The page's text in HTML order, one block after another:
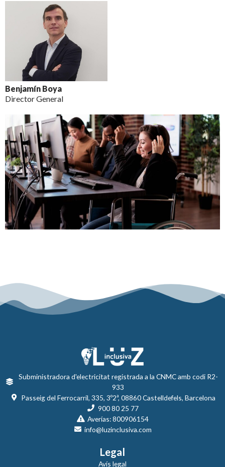
Benjamín Boya
Director General
Subministradora d'electricitat registrada a la CNMC amb codi R2-
933
Passeig del Ferrocarril, 335, 3º2ª, 08860 Castelldefels, Barcelona
900 80 25 77
Averías: 800906154
info@luzinclusiva.com
Legal
Avís legal